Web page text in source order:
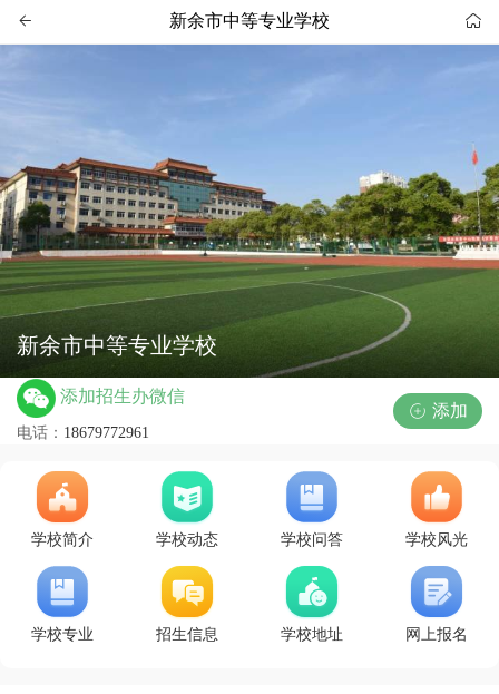
 新余市中等专业学校 
新余市中等专业学校
添加招生办微信
电话： 18679772961
 添加
学校简介 学校动态 学校问答 学校风光
学校专业 招生信息 学校地址 网上报名